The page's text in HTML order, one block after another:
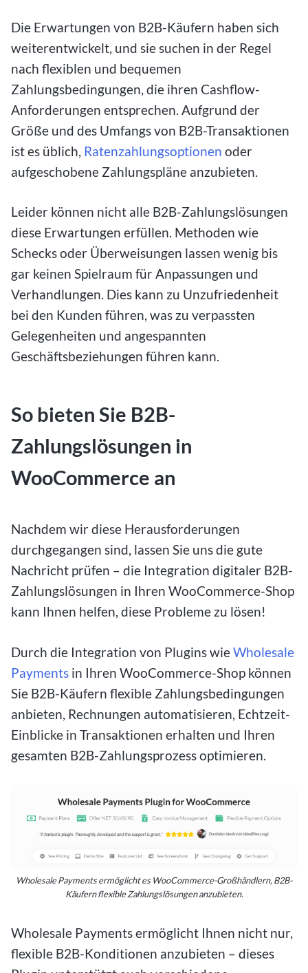
Die Erwartungen von B2B-Käufern haben sich
weiterentwickelt, und sie suchen in der Regel
nach flexiblen und bequemen
Zahlungsbedingungen, die ihren Cashflow-
Anforderungen entsprechen. Aufgrund der
Größe und des Umfangs von B2B-Transaktionen
ist es üblich, Ratenzahlungsoptionen oder
aufgeschobene Zahlungspläne anzubieten.
Leider können nicht alle B2B-Zahlungslösungen
diese Erwartungen erfüllen. Methoden wie
Schecks oder Überweisungen lassen wenig bis
gar keinen Spielraum für Anpassungen und
Verhandlungen. Dies kann zu Unzufriedenheit
bei den Kunden führen, was zu verpassten
Gelegenheiten und angespannten
Geschäftsbeziehungen führen kann.
So bieten Sie B2B-
Zahlungslösungen in
WooCommerce an
Nachdem wir diese Herausforderungen
durchgegangen sind, lassen Sie uns die gute
Nachricht prüfen – die Integration digitaler B2B-
Zahlungslösungen in Ihren WooCommerce-Shop
kann Ihnen helfen, diese Probleme zu lösen!
Durch die Integration von Plugins wieWholesale
Payments in Ihren WooCommerce-Shop können
Sie B2B-Käufern flexible Zahlungsbedingungen
anbieten, Rechnungen automatisieren, Echtzeit-
Einblicke in Transaktionen erhalten und Ihren
gesamten B2B-Zahlungsprozess optimieren.
Wholesale Payments ermöglicht es WooCommerce-Großhändlern, B2B-
Käufern flexible Zahlungslösungen anzubieten.
Wholesale Payments ermöglicht Ihnen nicht nur,
flexible B2B-Konditionen anzubieten – dieses